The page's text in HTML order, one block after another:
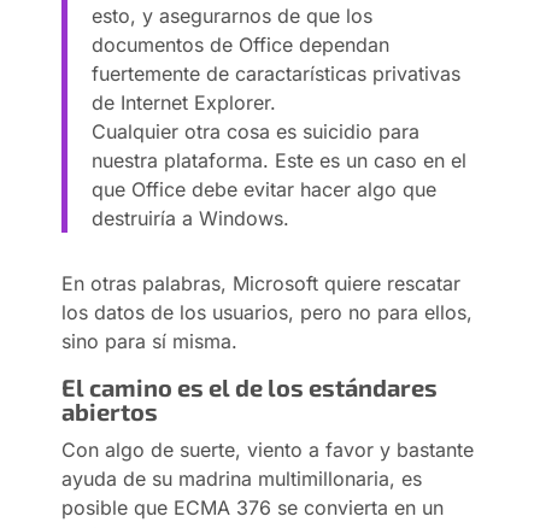
esto, y asegurarnos de que los
documentos de Office dependan
fuertemente de caractarísticas privativas
de Internet Explorer.
Cualquier otra cosa es suicidio para
nuestra plataforma. Este es un caso en el
que Office debe evitar hacer algo que
destruiría a Windows.
En otras palabras, Microsoft quiere rescatar
los datos de los usuarios, pero no para ellos,
sino para sí misma.
El camino es el de los estándares
abiertos
Con algo de suerte, viento a favor y bastante
ayuda de su madrina multimillonaria, es
posible que ECMA 376 se convierta en un